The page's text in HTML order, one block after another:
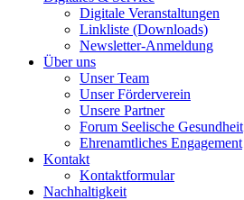
Digitale Veranstaltungen
Linkliste (Downloads)
Newsletter-Anmeldung
Über uns
Unser Team
Unser Förderverein
Unsere Partner
Forum Seelische Gesundheit
Ehrenamtliches Engagement
Kontakt
Kontaktformular
Nachhaltigkeit